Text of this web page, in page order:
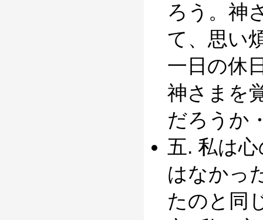
ろう。神
て、思い
一日の休
神さまを
だろうか
五. 私は
はなかっ
たのと同